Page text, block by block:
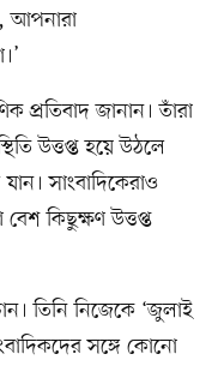
আপনারা
প্রতিবাদ জানান। তাঁরা
উত্তপ্ত হয়ে উঠলে
সাংবাদিকেরাও
বেশ কিছুক্ষণ উত্তপ্ত
তিনি নিজেকে ‘জুলাই
সঙ্গে কোনো